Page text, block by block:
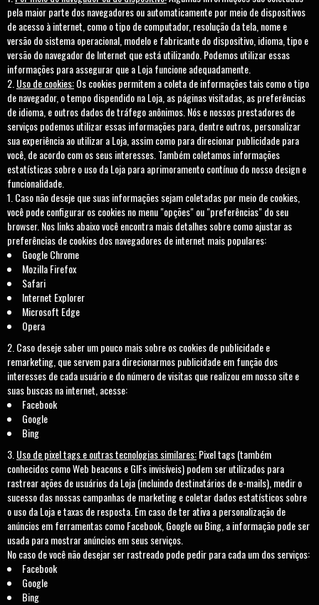
pela maior parte dos navegadores ou automaticamente por meio de dispositivos
de acesso à internet, como o tipo de computador, resolução da tela, nome e
versão do sistema operacional, modelo e fabricante do dispositivo, idioma, tipo e
versão do navegador de Internet que está utilizando. Podemos utilizar essas
informações para assegurar que a Loja funcione adequadamente.
Uso de cookies:Os cookies permitem a coleta de informações tais como o tipo
de navegador, o tempo dispendido na Loja, as páginas visitadas, as preferências
de idioma, e outros dados de tráfego anônimos. Nós e nossos prestadores de
serviços podemos utilizar essas informações para, dentre outros, personalizar
sua experiência ao utilizar a Loja, assim como para direcionar publicidade para
você, de acordo com os seus interesses. Também coletamos informações
estatísticas sobre o uso da Loja para aprimoramento contínuo do nosso design e
funcionalidade.
Caso não deseje que suas informações sejam coletadas por meio de cookies,
você pode configurar os cookies no menu "opções" ou "preferências" do seu
browser. Nos links abaixo você encontra mais detalhes sobre como ajustar as
preferências de cookies dos navegadores de internet mais populares:
Google Chrome
Mozilla Firefox
Safari
Internet Explorer
Microsoft Edge
Opera
Caso deseje saber um pouco mais sobre os cookies de publicidade e
remarketing, que servem para direcionarmos publicidade em função dos
interesses de cada usuário e do número de visitas que realizou em nosso site e
suas buscas na internet, acesse:
Facebook
Google
Bing
Uso de pixel tags e outras tecnologias similares:Pixel tags (também
conhecidos como Web beacons e GIFs invisíveis) podem ser utilizados para
rastrear ações de usuários da Loja (incluindo destinatários de e-mails), medir o
sucesso das nossas campanhas de marketing e coletar dados estatísticos sobre
o uso da Loja e taxas de resposta. Em caso de ter ativa a personalização de
anúncios em ferramentas como Facebook, Google ou Bing, a informação pode ser
usada para mostrar anúncios em seus serviços.
No caso de você não desejar ser rastreado pode pedir para cada um dos serviços:
Facebook
Google
Bing